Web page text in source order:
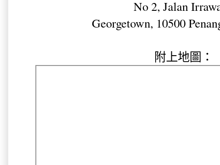
No 2, Jalan
Georgetown, 10500
附上地圖：